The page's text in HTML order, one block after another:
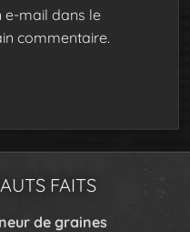
e-mail dans le
commentaire.
FAITS
de graines